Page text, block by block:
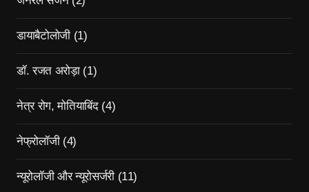
डायाबैटोलोजी(1)
डॉ. रजत अरोड़ा(1)
नेत्र रोग, मोतियाबिंद(4)
नेफ्रोलॉजी(4)
न्यूरोलॉजी और न्यूरोसर्जरी(11)